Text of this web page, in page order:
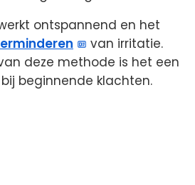
ontspannend en het
van irritatie.
deze methode is het een
beginnende klachten.